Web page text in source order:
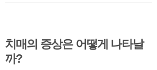
치매의 증상은 어떻게 나타날
까?